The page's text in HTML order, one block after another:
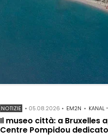
NOTIZIE • 05.08.2026 • EM2N • KANAL
Il museo città: a Bruxelles
Centre Pompidou